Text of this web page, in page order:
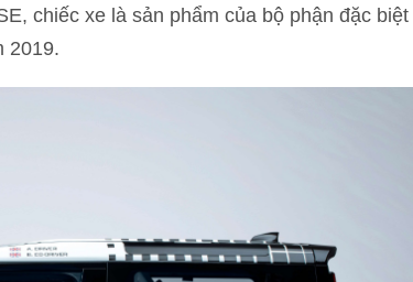
chiếc xe là sản phẩm của bộ phận đặc biệt
2019.